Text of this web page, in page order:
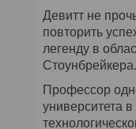
Девитт не
повторить
легенду в
Стоунбрейкера.
Профессор
университета